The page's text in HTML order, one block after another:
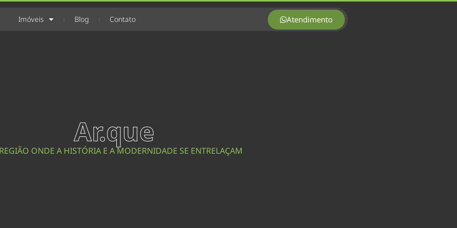
Imóveis Blog Contato Atendimento
Ar.que
ONDE A HISTÓRIA E A MODERNIDADE SE ENTRELAÇAM